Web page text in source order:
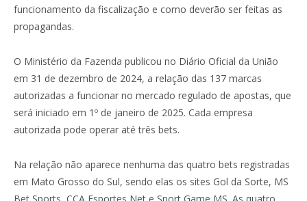
funcionamento da fiscalização e como deverão ser feitas as
propagandas.
O Ministério da Fazenda publicou no Diário Oficial da União
em 31 de dezembro de 2024, a relação das 137 marcas
autorizadas a funcionar no mercado regulado de apostas, que
será iniciado em 1º de janeiro de 2025. Cada empresa
autorizada pode operar até três bets.
Na relação não aparece nenhuma das quatro bets registradas
em Mato Grosso do Sul, sendo elas os sites Gol da Sorte, MS